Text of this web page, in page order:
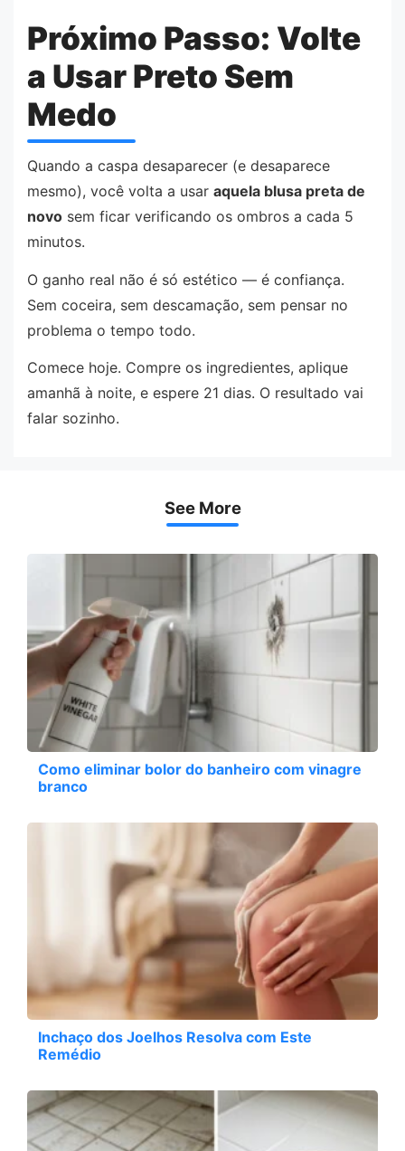
Próximo Passo: Volte
a Usar Preto Sem
Medo
Quando a caspa desaparecer (e desaparece
mesmo), você volta a usar aquela blusa preta de
novo sem ficar verificando os ombros a cada 5
minutos.
O ganho real não é só estético — é confiança.
Sem coceira, sem descamação, sem pensar no
problema o tempo todo.
Comece hoje. Compre os ingredientes, aplique
amanhã à noite, e espere 21 dias. O resultado vai
falar sozinho.
See More
Como eliminar bolor do banheiro com vinagre
branco
Inchaço dos Joelhos Resolva com Este
Remédio